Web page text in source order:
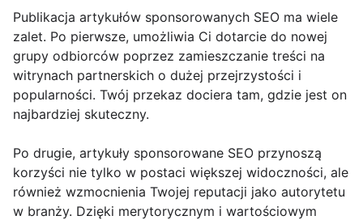
Publikacja artykułów sponsorowanych SEO ma wiele
zalet. Po pierwsze, umożliwia Ci dotarcie do nowej
grupy odbiorców poprzez zamieszczanie treści na
witrynach partnerskich o dużej przejrzystości i
popularności. Twój przekaz dociera tam, gdzie jest on
najbardziej skuteczny.
Po drugie, artykuły sponsorowane SEO przynoszą
korzyści nie tylko w postaci większej widoczności, ale
również wzmocnienia Twojej reputacji jako autorytetu
w branży. Dzięki merytorycznym i wartościowym